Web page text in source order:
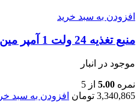
افزودن به سبد خرید
منبع تغذیه 24 ولت 1 آمپر مین ول مدل MDR-20-24
موجود در انبار
نمره 5.00 از 5
3,340,865 تومان افزودن به سبد